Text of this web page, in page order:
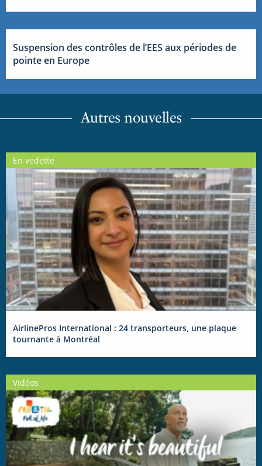
Suspension des contrôles de l’EES aux périodes de
pointe en Europe
Autres nouvelles
En vedette
AirlinePros International : 24 transporteurs, une plaque
tournante à Montréal
Vidéos